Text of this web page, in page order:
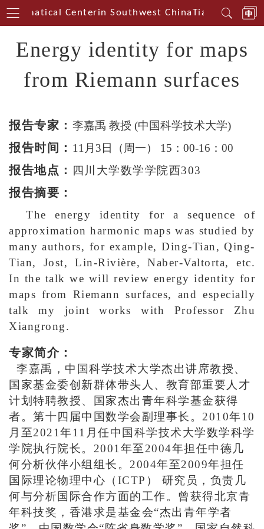
Centerin Southwest ChinaTianyuan
Energy identity for maps
from Riemann surfaces
报告专家： 李嘉禹 教授 (中国科学技术大学)
报告时间： 11月3日（周一） 15：00-16：00
报告地点： 四川大学数学学院西303
报告摘要：
The energy identity for a sequence of
approximation harmonic maps was studied by
many authors, for example, Ding-Tian, Qing-
Tian, Jost, Lin-Rivière, Naber-Valtorta, etc.
In the talk we will review energy identity for
maps from Riemann surfaces, and especially
talk my joint works with Professor Zhu
Xiangrong.
专家简介：
李嘉禹，中国科学技术大学杰出讲席教授、
国家基金委创新群体带头人、教育部重要人才
计划特聘教授、国家杰出青年科学基金获得
者。第十四届中国数学会副理事长。2010年10
月至2021年11月任中国科学技术大学数学科学
学院执行院长。2001年至2004年担任中德几
何分析伙伴小组组长。2004年至2009年担任
国际理论物理中心（ICTP） 研究员，负责几
何与分析国际合作方面的工作。曾获得北京青
年科技奖，香港求是基金会“杰出青年学者